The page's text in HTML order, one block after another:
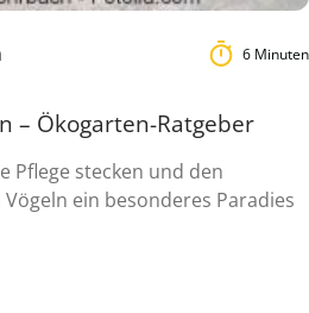
6 Minuten
– Ökogarten-Ratgeber
Pflege stecken und den
ein besonderes Paradies